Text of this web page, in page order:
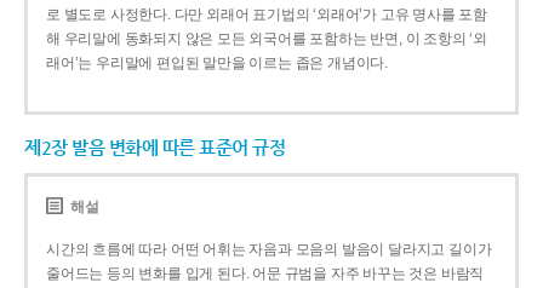
로 별도로 사정한다. 다만 외래어 표기법의 ‘외래어’가 고유 명사를 포함
해 우리말에 동화되지 않은 모든 외국어를 포함하는 반면, 이 조항의 ‘외
래어’는 우리말에 편입된 말만을 이르는 좁은 개념이다.
제2장 발음 변화에 따른 표준어 규정
해설
시간의 흐름에 따라 어떤 어휘는 자음과 모음의 발음이 달라지고 길이가
줄어드는 등의 변화를 입게 된다. 어문 규범을 자주 바꾸는 것은 바람직